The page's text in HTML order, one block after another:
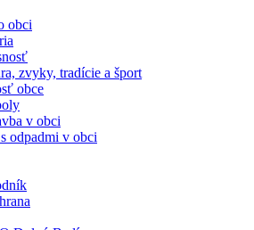
obci
zvyky, tradície a šport
obce
v obci
odpadmi v obci